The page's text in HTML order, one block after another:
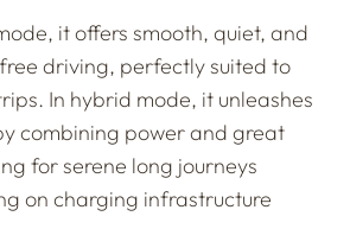
it offers smooth, quiet, and
driving, perfectly suited to
In hybrid mode, it unleashes
combining power and great
for serene long journeys
on charging infrastructure